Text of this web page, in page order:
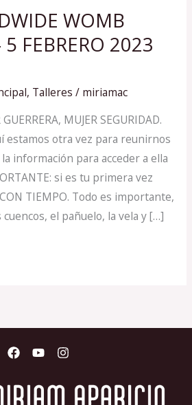
WOMB
5 FEBRERO 2023
, Talleres / miriamac
MUJER SEGURIDAD.
estamos otra vez para reunirnos
información para acceder a ella
si es tu primera vez
CON TIEMPO. Todo es importante,
el pañuelo, la vela y […]